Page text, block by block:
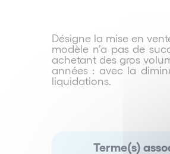
Désigne la mise en
modèle n’a pas de
achetant des gros
années : avec la
liquidations.
Terme(s)